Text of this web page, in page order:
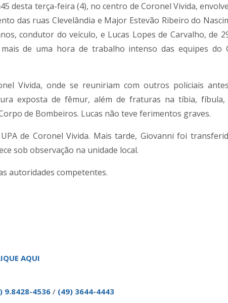
desta terça-feira (4), no centro de Coronel Vivida,
das ruas Clevelândia e Major Estevão Ribeiro do
condutor do veículo, e Lucas Lopes de Carvalho, de
de uma hora de trabalho intenso das equipes do
Vivida, onde se reuniriam com outros policiais
exposta de fêmur, além de fraturas na tíbia,
de Bombeiros. Lucas não teve ferimentos graves.
de Coronel Vivida. Mais tarde, Giovanni foi
sob observação na unidade local.
autoridades competentes.
AQUI
9.8428-4536 / (49) 3644-4443